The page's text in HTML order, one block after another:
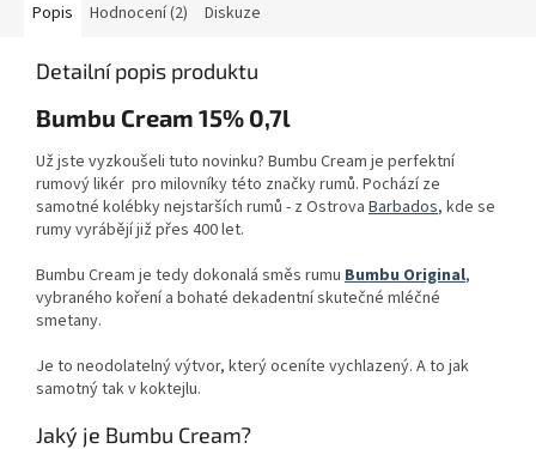
Popis Hodnocení (2) Diskuze
Detailní popis produktu
Bumbu Cream 15% 0,7l
Už jste vyzkoušeli tuto novinku? Bumbu Cream je perfektní
rumový likér pro milovníky této značky rumů. Pochází ze
samotné kolébky nejstarších rumů - z Ostrova Barbados, kde se
rumy vyrábějí již přes 400 let.
Bumbu Cream je tedy dokonalá směs rumu Bumbu Original,
vybraného koření a bohaté dekadentní skutečné mléčné
smetany.
Je to neodolatelný výtvor, který oceníte vychlazený. A to jak
samotný tak v koktejlu.
Jaký je Bumbu Cream?